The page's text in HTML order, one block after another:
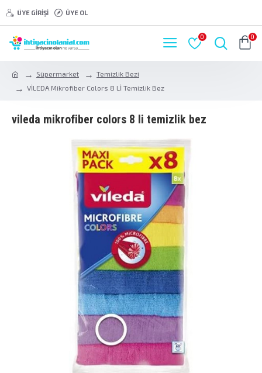
ÜYE GIRIŞI ÜYE OL
0 0
Süpermarket
Temizlik Bezi
VİLEDA Mikrofiber Colors 8 Lİ Temizlik Bez
vi̇leda mikrofiber colors 8 li̇ temizlik bez